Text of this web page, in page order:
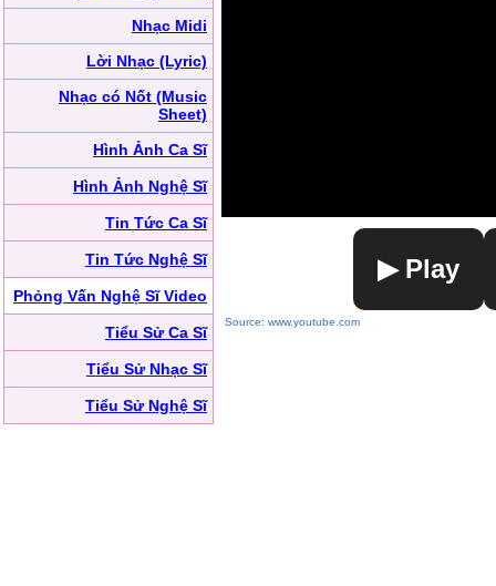
Nhạc Midi
Lời Nhạc (Lyric)
Nhạc có Nốt (Music
Sheet)
Hình Ảnh Ca Sĩ
Hình Ảnh Nghệ Sĩ
Tin Tức Ca Sĩ
Tin Tức Nghệ Sĩ
Phỏng Vấn Nghệ Sĩ Video
Tiểu Sử Ca Sĩ
Tiểu Sử Nhạc Sĩ
Tiểu Sử Nghệ Sĩ
▶ Play
Source: www.youtube.com